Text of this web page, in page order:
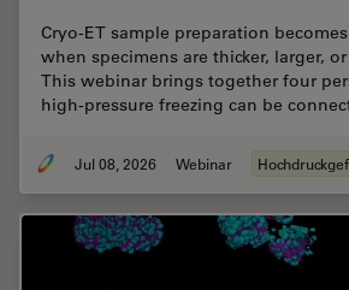
Cryo-ET sample preparation
when specimens are thicker, larger,
This webinar brings together four
high-pressure freezing can be
Jul 08, 2026 Webinar